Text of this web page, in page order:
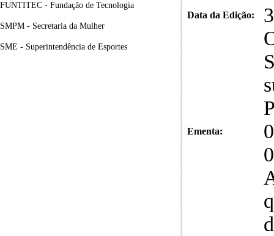
FUNTITEC - Fundação de Tecnologia
SMPM - Secretaria da Mulher
SME - Superintendência de Esportes
Data da Edição:
Ementa: